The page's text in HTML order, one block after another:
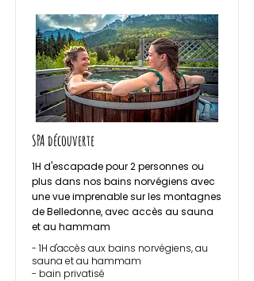
SPA découverte
1H d'escapade pour 2 personnes ou
plus dans nos bains norvégiens avec
une vue imprenable sur les montagnes
de Belledonne, avec accès au sauna
et au hammam
- 1H d'accès aux bains norvégiens, au
sauna et au hammam
- bain privatisé